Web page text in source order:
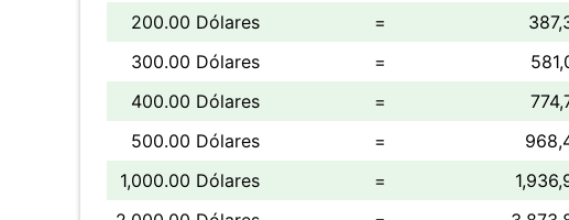
200.00 Dólares
=
300.00 Dólares
=
400.00 Dólares
=
500.00 Dólares
=
1,000.00 Dólares
=